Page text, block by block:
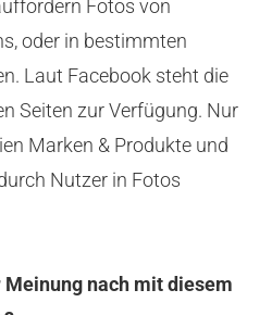
Fotos von
oder in bestimmten
Laut Facebook steht die
Seiten zur Verfügung. Nur
Marken & Produkte und
Nutzer in Fotos
nach mit diesem